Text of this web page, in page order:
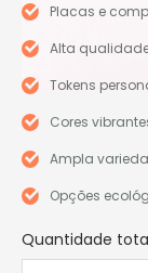
Placas e
Alta
Tokens
Cores
Ampla
Opções
Quantidade